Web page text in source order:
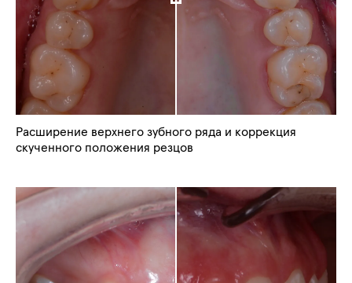
Расширение верхнего зубного ряда и коррекция
скученного положения резцов